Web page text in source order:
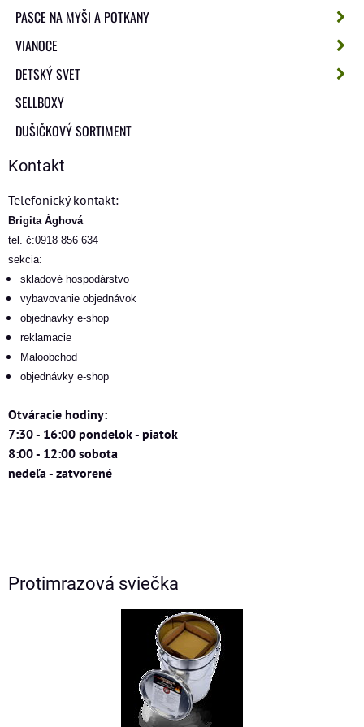
PASCE NA MYŠI A POTKANY
VIANOCE
DETSKÝ SVET
SELLBOXY
DUŠIČKOVÝ SORTIMENT
Kontakt
Telefonický kontakt:
Brigita Ághová
tel. č:0918 856 634
sekcia:
skladové hospodárstvo
vybavovanie objednávok
objednavky e-shop
reklamacie
Maloobchod
objednávky e-shop
Otváracie hodiny:
7:30 - 16:00 pondelok - piatok
8:00 - 12:00 sobota
nedeľa - zatvorené
Protimrazová sviečka